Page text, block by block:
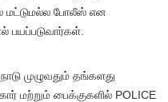
மட்டுமல்ல போலீஸ் என
பயப்படுவார்கள்.
முழுவதும் தங்களது
மற்றும் பைக்குகளில் POLICE